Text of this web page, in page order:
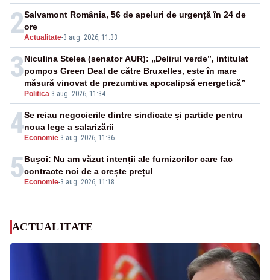
2Actualitate-3 aug. 2026, 11:33
Salvamont România, 56 de apeluri de urgență în 24 de
ore
3
Politica-3 aug. 2026, 11:34
Niculina Stelea (senator AUR): „Delirul verde”, intitulat
pompos Green Deal de către Bruxelles, este în mare
măsură vinovat de prezumtiva apocalipsă energetică”
4 Economie-3 aug. 2026, 11:36
Se reiau negocierile dintre sindicate și partide pentru
noua lege a salarizării
5 Economie-3 aug. 2026, 11:18
Bușoi: Nu am văzut intenții ale furnizorilor care fac
contracte noi de a crește prețul
ACTUALITATE